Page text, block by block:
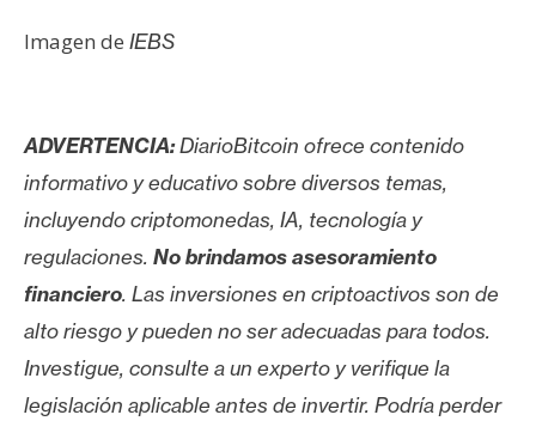
Imagen de IEBS
ADVERTENCIA:DiarioBitcoin ofrece contenido
informativo y educativo sobre diversos temas,
incluyendo criptomonedas, IA, tecnología y
regulaciones. No brindamos asesoramiento
financiero. Las inversiones en criptoactivos son de
alto riesgo y pueden no ser adecuadas para todos.
Investigue, consulte a un experto y verifique la
legislación aplicable antes de invertir. Podría perder